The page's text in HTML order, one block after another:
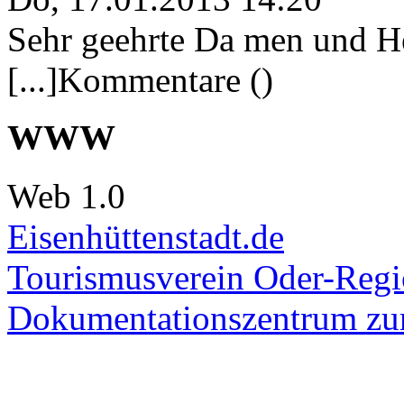
Sehr geehrte Da men und
[...]Kommentare ()
WWW
Web 1.0
Eisenhüttenstadt.de
Tourismusverein Oder-
Dokumentationszentrum